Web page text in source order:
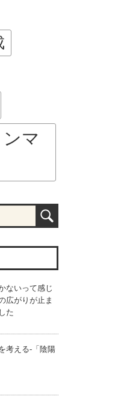
マ
ないって感じ
広がりが止ま
た
考える-「陰陽